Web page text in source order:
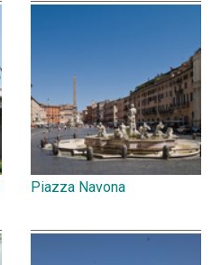
Piazza Navona